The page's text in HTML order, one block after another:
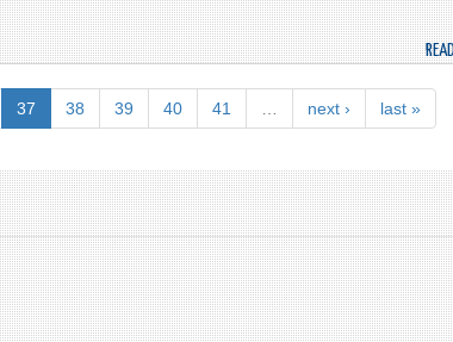
37 38 39 40 41 next › last »